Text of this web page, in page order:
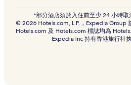
*部分酒店須於入住前至少 24 小時取
© 2026 Hotels.com, L.P.，Expedia Group
Hotels.com 及 Hotels.com 標誌均為
Expedia Inc 持有香港旅行社